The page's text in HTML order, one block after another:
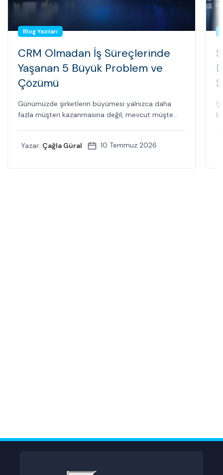
Blog Yazıları
CRM Olmadan İş Süreçlerinde
Yaşanan 5 Büyük Problem ve
Çözümü
Günümüzde şirketlerin büyümesi yalnızca daha
fazla müşteri kazanmasına değil, mevcut müşte...
Yazar: Çağla Güral 10 Temmuz 2026